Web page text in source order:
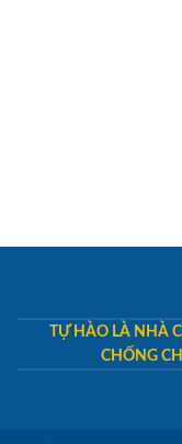
TỰ HÀO LÀ NHÀ
CHỐNG